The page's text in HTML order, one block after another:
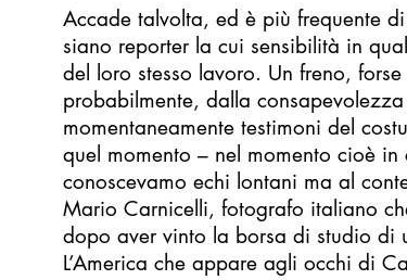
Accade talvolta, ed è più frequente
siano reporter la cui sensibilità in
del loro stesso lavoro. Un freno,
probabilmente, dalla consapevolezza
momentaneamente testimoni del
quel momento – nel momento cioè
conoscevamo echi lontani ma al
Mario Carnicelli, fotografo italiano
dopo aver vinto la borsa di studio di
L’America che appare agli occhi di